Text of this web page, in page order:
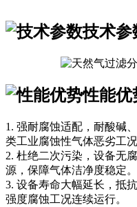
技术参
性能优
1. 强耐腐蚀适配，耐酸碱
类工业腐蚀性气体恶劣工况
2. 杜绝二次污染，设备无
源，保障气体洁净度稳定。
3. 设备寿命大幅延长，抵
强度腐蚀工况连续运行。